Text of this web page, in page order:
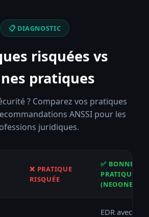
📋 DIAGNOSTIC
risquées vs
pratiques
? Comparez vos pratiques
ANSSI pour les
juridiques.
❌ PRATIQUE
RISQUÉE
✅ BONNE
PRATIQUE
(NEOONE)
EDR avec